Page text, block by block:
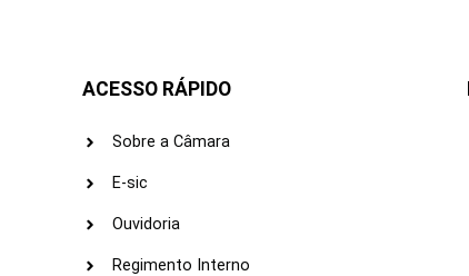
ACESSO RÁPIDO
Sobre a Câmara
E-sic
Ouvidoria
Regimento Interno